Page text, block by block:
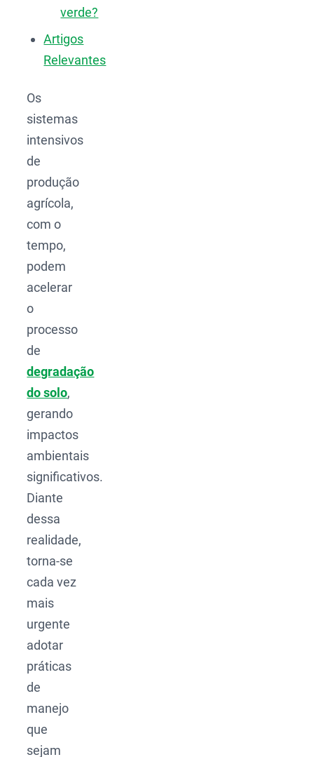
verde?
Artigos
Relevantes
Os
sistemas
intensivos
de
produção
agrícola,
com o
tempo,
podem
acelerar
o
processo
de
degradação
do solo,
gerando
impactos
ambientais
significativos.
Diante
dessa
realidade,
torna-se
cada vez
mais
urgente
adotar
práticas
de
manejo
que
sejam